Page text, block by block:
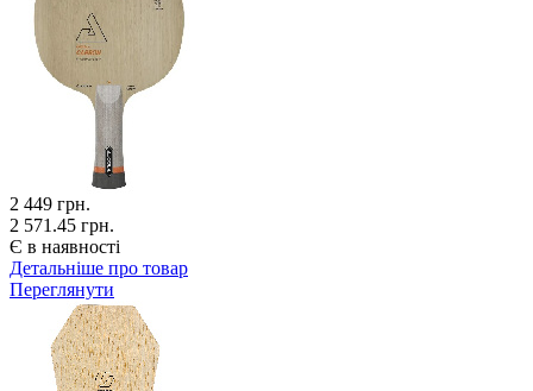
2 449 грн.
2 571.45 грн.
Є в наявності
Детальніше про товар
Переглянути